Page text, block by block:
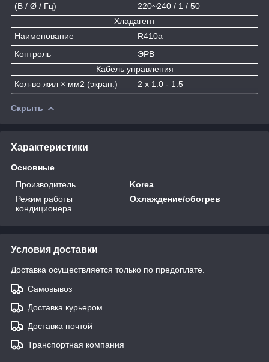
(В / Ø / Гц)
220~240 / 1 / 50
Хладагент
Наименование
R410a
Контроль
ЭРВ
Кабель управления
Кол-во жил × мм2 (экран.)
2 х 1.0 - 1.5
Скрыть
Характеристики
Основные
Производитель
Korea
Режим работы
кондиционера
Охлаждение/обогрев
Условия доставки
Доставка осуществляется только по предоплате.
Самовывоз
Доставка курьером
Доставка почтой
Транспортная компания